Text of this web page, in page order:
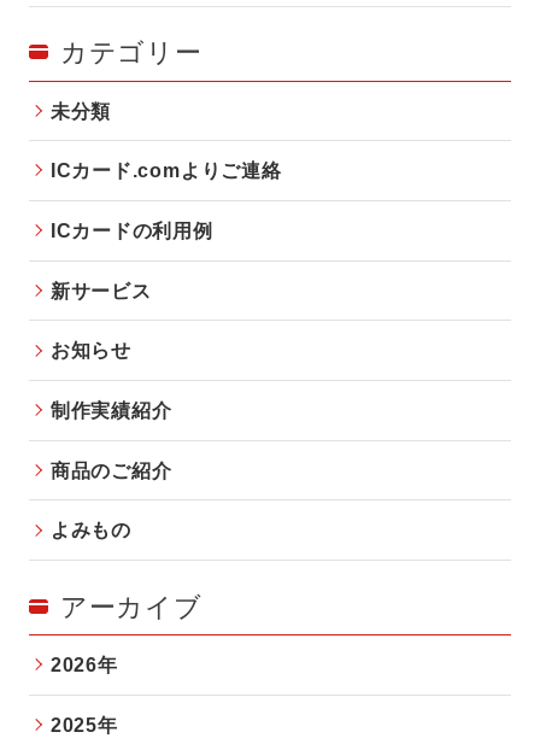
カテゴリー
未分類
ICカード.comよりご連絡
ICカードの利用例
新サービス
お知らせ
制作実績紹介
商品のご紹介
よみもの
アーカイブ
2026年
2025年